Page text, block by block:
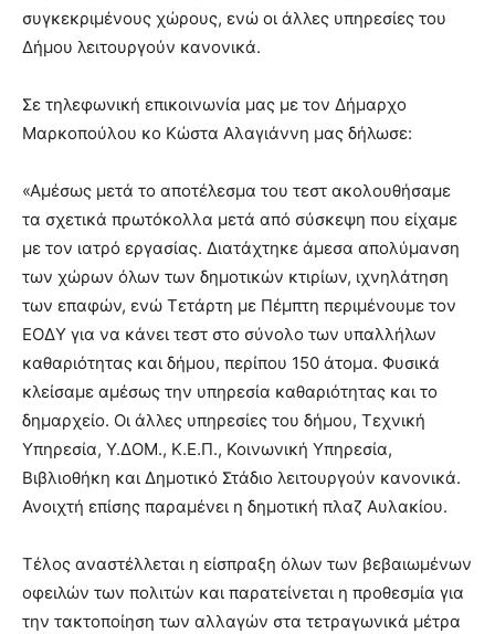
συγκεκριμένους χώρους, ενώ οι άλλες υπηρεσίες του
Δήμου λειτουργούν κανονικά.
Σε τηλεφωνική επικοινωνία μας με τον Δήμαρχο
Μαρκοπούλου κο Κώστα Αλαγιάννη μας δήλωσε:
«Αμέσως μετά το αποτέλεσμα του τεστ ακολουθήσαμε
τα σχετικά πρωτόκολλα μετά από σύσκεψη που είχαμε
με τον ιατρό εργασίας. Διατάχτηκε άμεσα απολύμανση
των χώρων όλων των δημοτικών κτιρίων, ιχνηλάτηση
των επαφών, ενώ Τετάρτη με Πέμπτη περιμένουμε τον
ΕΟΔΥ για να κάνει τεστ στο σύνολο των υπαλλήλων
καθαριότητας και δήμου, περίπου 150 άτομα. Φυσικά
κλείσαμε αμέσως την υπηρεσία καθαριότητας και το
δημαρχείο. Οι άλλες υπηρεσίες του δήμου, Τεχνική
Υπηρεσία, Υ.ΔΟΜ., Κ.Ε.Π., Κοινωνική Υπηρεσία,
Βιβλιοθήκη και Δημοτικό Στάδιο λειτουργούν κανονικά.
Ανοιχτή επίσης παραμένει η δημοτική πλαζ Αυλακίου.
Τέλος αναστέλλεται η είσπραξη όλων των βεβαιωμένων
οφειλών των πολιτών και παρατείνεται η προθεσμία για
την τακτοποίηση των αλλαγών στα τετραγωνικά μέτρα